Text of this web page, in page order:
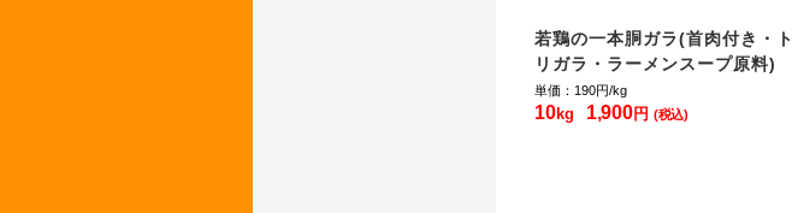
若鶏の一本胴ガラ(首肉付き・ト
リガラ・ラーメンスープ原料)
単価：190円/kg
10kg 1,900円 (税込)